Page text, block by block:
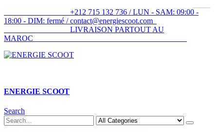
+212 715 132 736 / LUN - SAM: 09:00 -
18:00 - DIM: fermé / contact@energiescoot.com
LIVRAISON PARTOUT AU
MAROC
ENERGIE SCOOT​
Search